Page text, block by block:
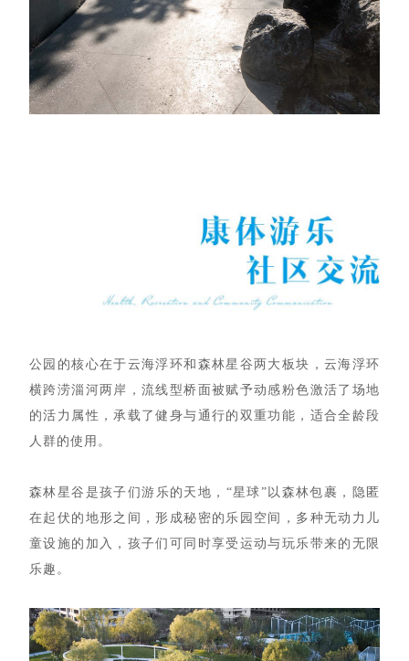
公园的核心在于云海浮环和森林星谷两大板块，云海浮环
横跨涝淄河两岸，流线型桥面被赋予动感粉色激活了场地
的活力属性，承载了健身与通行的双重功能，适合全龄段
人群的使用。
森林星谷是孩子们游乐的天地，“星球”以森林包裹，隐匿
在起伏的地形之间，形成秘密的乐园空间，多种无动力儿
童设施的加入，孩子们可同时享受运动与玩乐带来的无限
乐趣。